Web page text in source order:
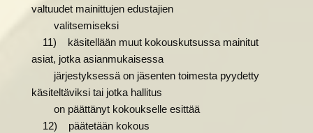
valtuudet mainittujen edustajien
valitsemiseksi
11) käsitellään muut kokouskutsussa mainitut
asiat, jotka asianmukaisessa
järjestyksessä on jäsenten toimesta pyydetty
käsiteltäviksi tai jotka hallitus
on päättänyt kokoukselle esittää
12) päätetään kokous